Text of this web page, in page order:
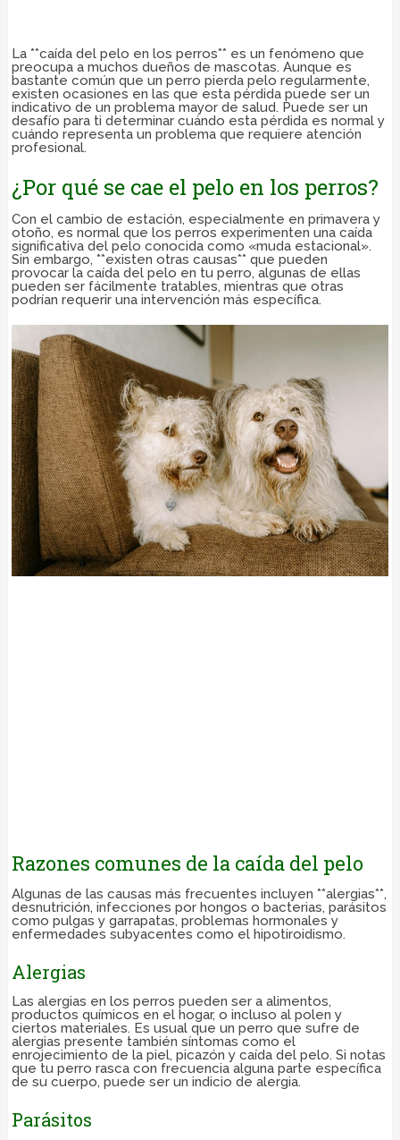
La **caída del pelo en los perros** es un fenómeno que
preocupa a muchos dueños de mascotas. Aunque es
bastante común que un perro pierda pelo regularmente,
existen ocasiones en las que esta pérdida puede ser un
indicativo de un problema mayor de salud. Puede ser un
desafío para ti determinar cuándo esta pérdida es normal y
cuándo representa un problema que requiere atención
profesional.
¿Por qué se cae el pelo en los perros?
Con el cambio de estación, especialmente en primavera y
otoño, es normal que los perros experimenten una caída
significativa del pelo conocida como «muda estacional».
Sin embargo, **existen otras causas** que pueden
provocar la caída del pelo en tu perro, algunas de ellas
pueden ser fácilmente tratables, mientras que otras
podrían requerir una intervención más específica.
Razones comunes de la caída del pelo
Algunas de las causas más frecuentes incluyen **alergias**,
desnutrición, infecciones por hongos o bacterias, parásitos
como pulgas y garrapatas, problemas hormonales y
enfermedades subyacentes como el hipotiroidismo.
Alergias
Las alergias en los perros pueden ser a alimentos,
productos químicos en el hogar, o incluso al polen y
ciertos materiales. Es usual que un perro que sufre de
alergias presente también síntomas como el
enrojecimiento de la piel, picazón y caída del pelo. Si notas
que tu perro rasca con frecuencia alguna parte específica
de su cuerpo, puede ser un indicio de alergia.
Parásitos